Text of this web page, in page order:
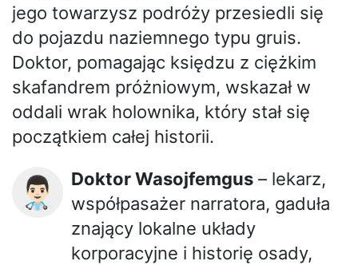
jego towarzysz podróży przesiedli się
do pojazdu naziemnego typu gruis.
Doktor, pomagając księdzu z ciężkim
skafandrem próżniowym, wskazał w
oddali wrak holownika, który stał się
początkiem całej historii.
👨🏻‍⚕️ Doktor Wasojfemgus – lekarz,
współpasażer narratora, gaduła
znający lokalne układy
korporacyjne i historię osady,